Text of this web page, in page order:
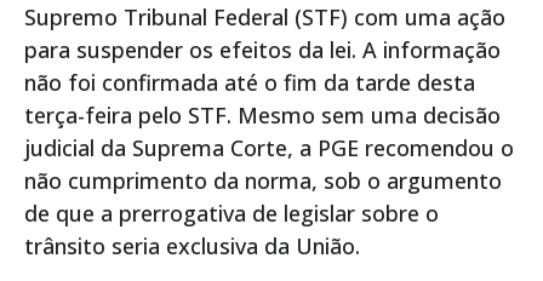
Supremo Tribunal Federal (STF) com uma ação
para suspender os efeitos da lei. A informação
não foi confirmada até o fim da tarde desta
terça-feira pelo STF. Mesmo sem uma decisão
judicial da Suprema Corte, a PGE recomendou o
não cumprimento da norma, sob o argumento
de que a prerrogativa de legislar sobre o
trânsito seria exclusiva da União.